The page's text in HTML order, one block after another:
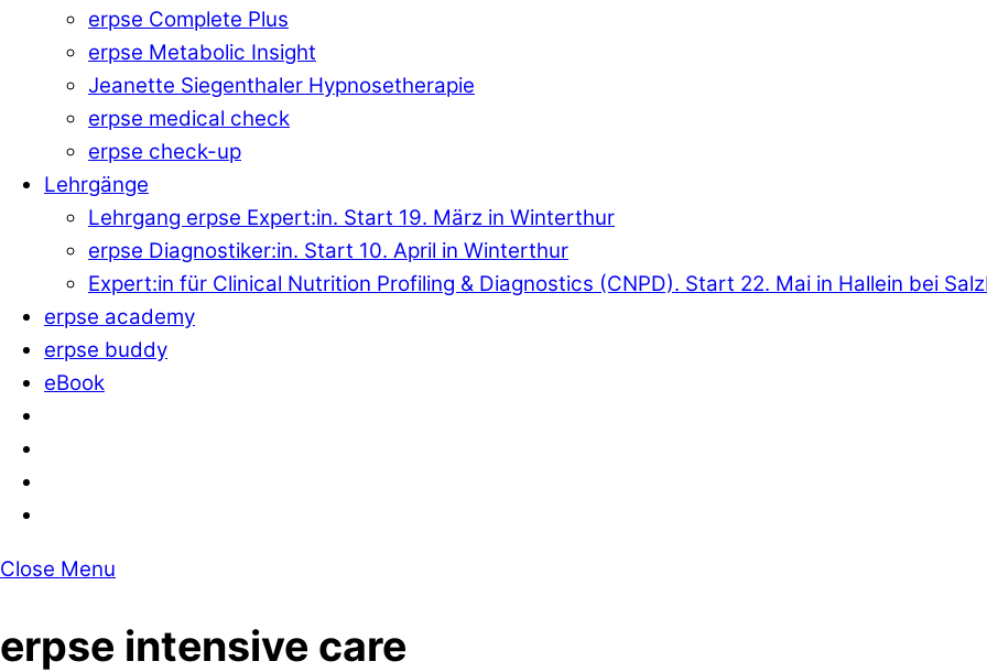
erpse Complete Plus
erpse Metabolic Insight
Jeanette Siegenthaler Hypnosetherapie
erpse medical check
erpse check-up
Lehrgänge
Lehrgang erpse Expert:in. Start 19. März in Winterthur
erpse Diagnostiker:in. Start 10. April in Winterthur
Expert:in für Clinical Nutrition Profiling & Diagnostics (CNPD). Start 22. Mai in Hallein bei
erpse academy
erpse buddy
eBook
Close Menu
erpse intensive care